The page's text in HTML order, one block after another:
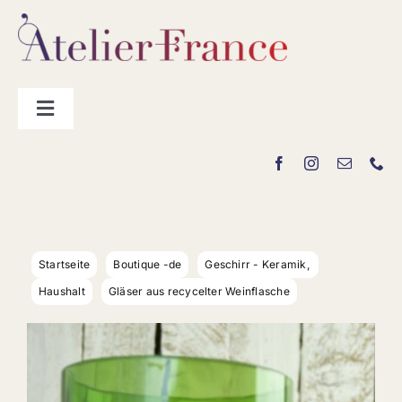
Zum
Inhalt
springen
Toggle
Kontakt
Startseite Boutique -de
Geschirr - Keramik
Haushalt
Gläser aus recycelter Weinflasche